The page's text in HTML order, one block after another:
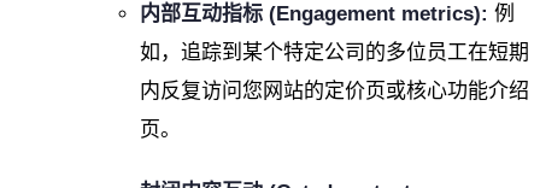
内部互动指标 (Engagement metrics): 例
如，追踪到某个特定公司的多位员工在短期
内反复访问您网站的定价页或核心功能介绍
页。